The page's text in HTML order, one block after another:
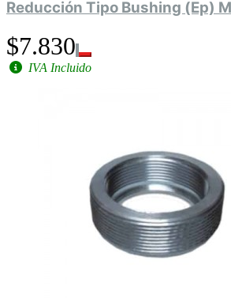
Reducción Tipo Bushing (Ep)
$7.830
IVA Incluido